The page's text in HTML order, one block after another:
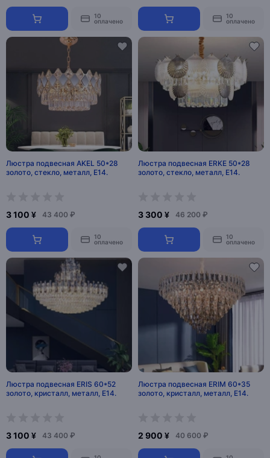
10
оплачено
10
оплачено
Люстра подвесная AKEL 50*28
золото, стекло, металл, Е14.
3 100 ¥ 43 400 ₽
10
оплачено
Люстра подвесная ERKE 50*28
золото, стекло, металл, Е14.
3 300 ¥ 46 200 ₽
10
оплачено
Люстра подвесная ERIS 60*52
золото, кристалл, металл, Е14.
3 100 ¥ 43 400 ₽
Люстра подвесная ERIM 60*35
золото, кристалл, металл, Е14.
2 900 ¥ 40 600 ₽